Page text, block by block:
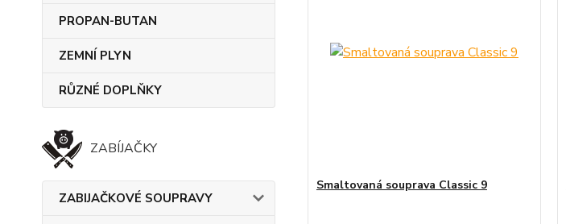
PROPAN-BUTAN
ZEMNÍ PLYN
RŮZNÉ DOPLŇKY
ZABÍJAČKY
ZABIJAČKOVÉ SOUPRAVY
Smaltovaná souprava Classic 9